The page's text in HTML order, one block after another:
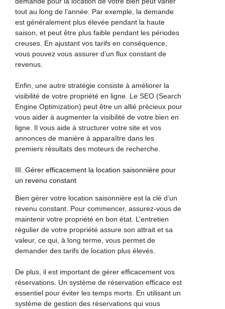
tout au long de l’année. Par exemple, la demande
est généralement plus élevée pendant la haute
saison, et peut être plus faible pendant les périodes
creuses. En ajustant vos tarifs en conséquence,
vous pouvez vous assurer d’un flux constant de
revenus.
Enfin, une autre stratégie consiste à améliorer la
visibilité de votre propriété en ligne. Le SEO (Search
Engine Optimization) peut être un allié précieux pour
vous aider à augmenter la visibilité de votre bien en
ligne. Il vous aide à structurer votre site et vos
annonces de manière à apparaître dans les
premiers résultats des moteurs de recherche.
III. Gérer efficacement la location saisonnière pour
un revenu constant
Bien gérer votre location saisonnière est la clé d’un
revenu constant. Pour commencer, assurez-vous de
maintenir votre propriété en bon état. L’entretien
régulier de votre propriété assure son attrait et sa
valeur, ce qui, à long terme, vous permet de
demander des tarifs de location plus élevés.
De plus, il est important de gérer efficacement vos
réservations. Un système de réservation efficace est
essentiel pour éviter les temps morts. En utilisant un
système de gestion des réservations qui vous